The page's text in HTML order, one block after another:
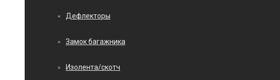
Дефлекторы
Замок багажника
Изолента/скотч